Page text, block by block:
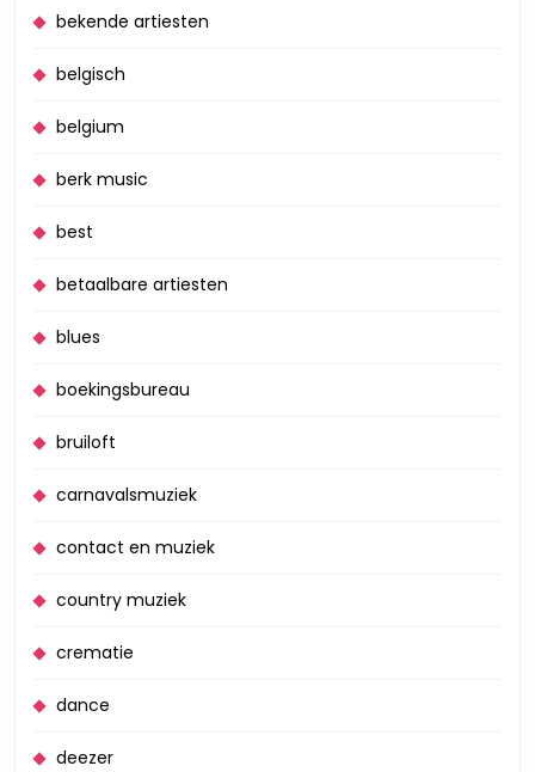
bekende artiesten
belgisch
belgium
berk music
best
betaalbare artiesten
blues
boekingsbureau
bruiloft
carnavalsmuziek
contact en muziek
country muziek
crematie
dance
deezer